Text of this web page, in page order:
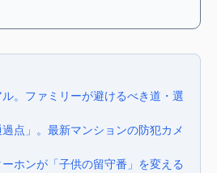
。ファミリーが避けるべき道・選
点」。最新マンションの防犯カメ
ホンが「子供の留守番」を変える